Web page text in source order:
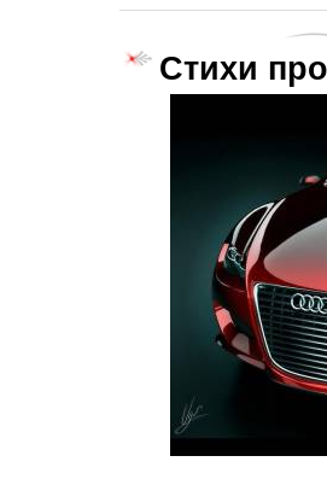
Стихи